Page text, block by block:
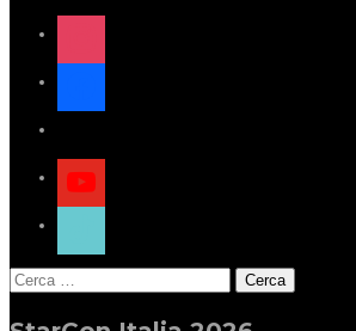
instagram
facebook
x
youtube
tiktok
Ricerca
per: